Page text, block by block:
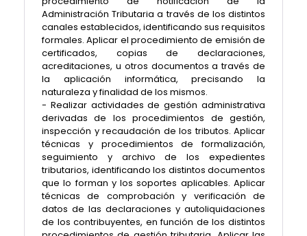
Administración Tributaria a través de los distintos
canales establecidos, identificando sus requisitos
formales. Aplicar el procedimiento de emisión de
certificados, copias de declaraciones,
acreditaciones, u otros documentos a través de
la aplicación informática, precisando la
naturaleza y finalidad de los mismos.
- Realizar actividades de gestión administrativa
derivadas de los procedimientos de gestión,
inspección y recaudación de los tributos. Aplicar
técnicas y procedimientos de formalización,
seguimiento y archivo de los expedientes
tributarios, identificando los distintos documentos
que lo forman y los soportes aplicables. Aplicar
técnicas de comprobación y verificación de
datos de las declaraciones y autoliquidaciones
de los contribuyentes, en función de los distintos